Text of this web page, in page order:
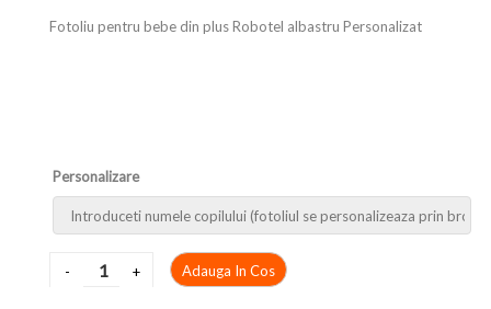
Fotoliu pentru bebe din plus Robotel albastru Personalizat
Personalizare
Adauga In Cos